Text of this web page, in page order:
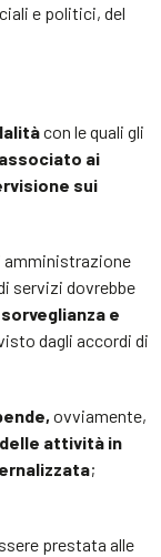
e politici, del
con le quali gli
ai
sui
amministrazione
servizi dovrebbe
e
dagli accordi di
ovviamente,
attività in
;
prestata alle